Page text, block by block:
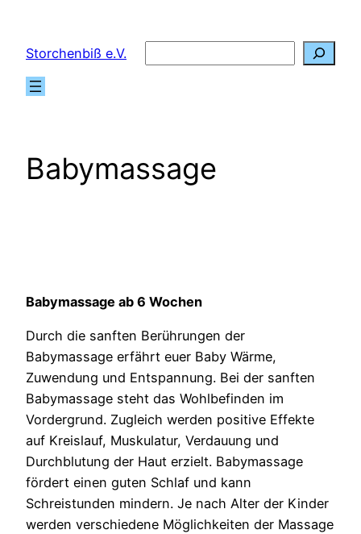
springen
Storchenbiß e.V.
Babymassage
Babymassage ab 6 Wochen
Durch die sanften Berührungen der
Babymassage erfährt euer Baby Wärme,
Zuwendung und Entspannung. Bei der sanften
Babymassage steht das Wohlbefinden im
Vordergrund. Zugleich werden positive Effekte
auf Kreislauf, Muskulatur, Verdauung und
Durchblutung der Haut erzielt. Babymassage
fördert einen guten Schlaf und kann
Schreistunden mindern. Je nach Alter der Kinder
werden verschiedene Möglichkeiten der Massage